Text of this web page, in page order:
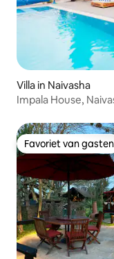
Villa in Naivasha
Impala House,
Favoriet van gasten
Favoriet van gasten